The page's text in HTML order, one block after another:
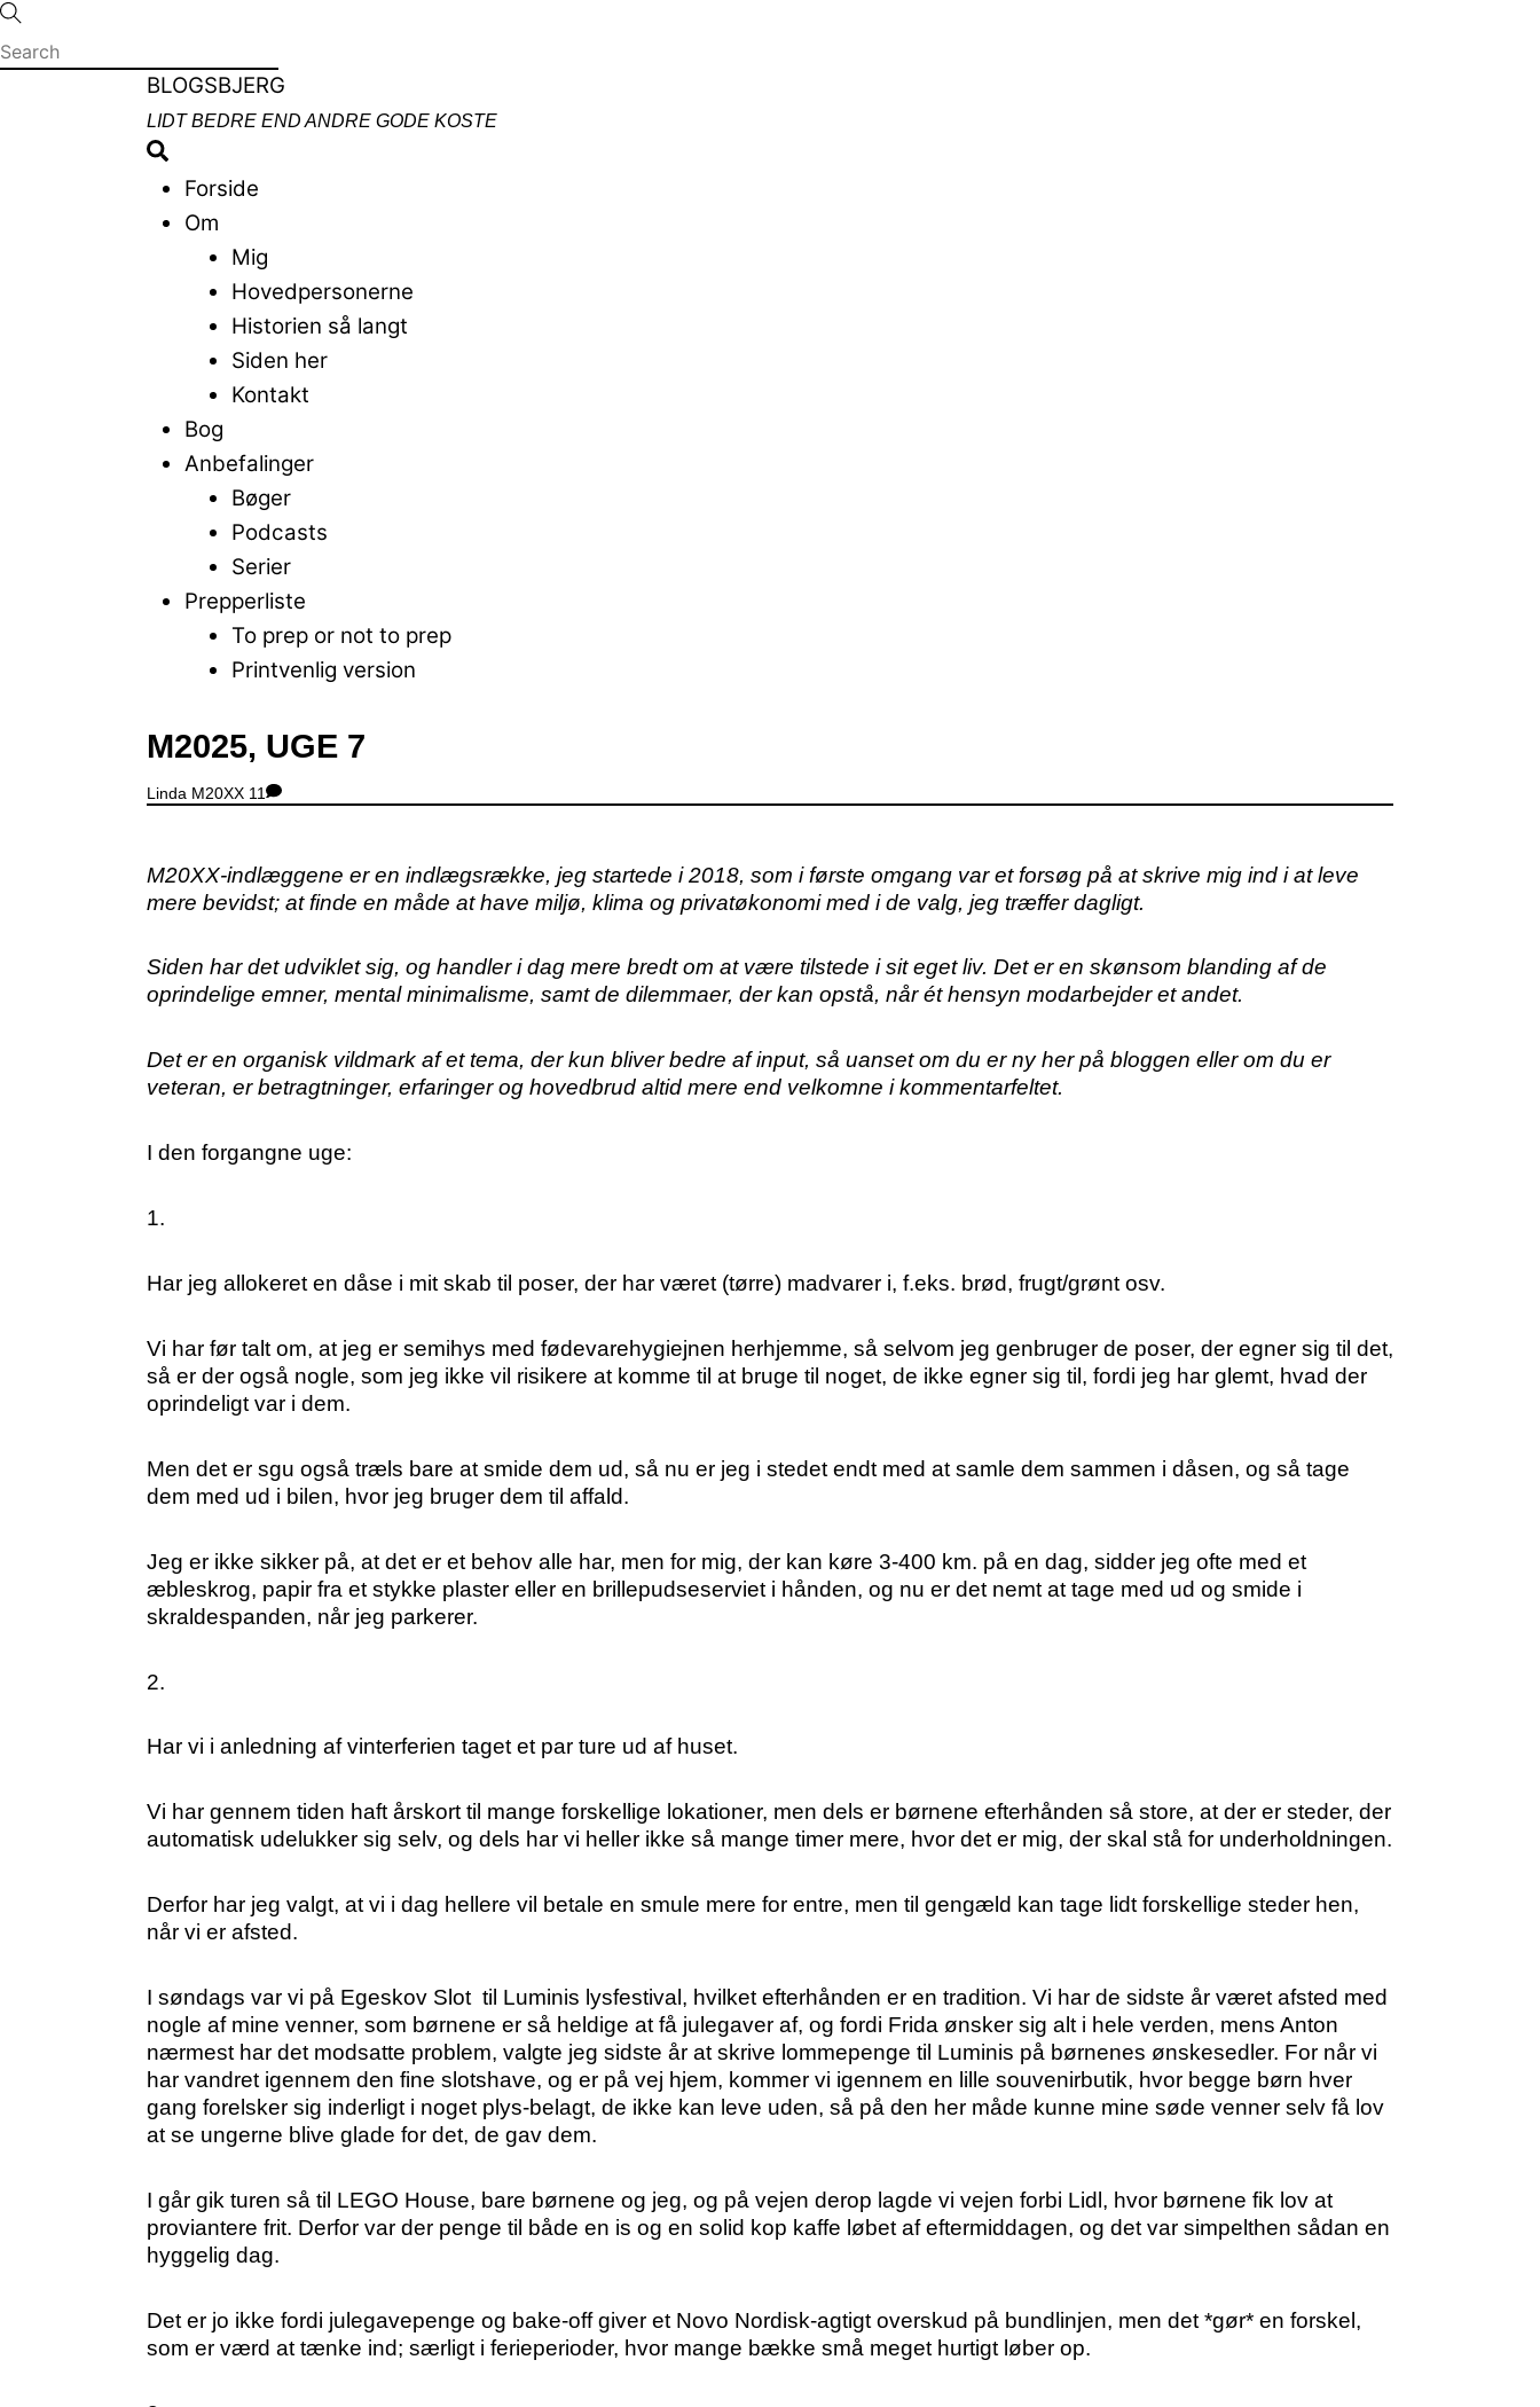
Skip
to
Menu
BLOGSBJERG
LIDT BEDRE END ANDRE GODE KOSTE
Search
Forside
Om
Mig
Hovedpersonerne
Historien så langt
Siden her
Kontakt
Bog
Anbefalinger
Bøger
Podcasts
Serier
Prepperliste
To prep or not to prep
Printvenlig version
Close
M2025, UGE 7
Linda M20XX 11
M20XX-indlæggene er en indlægsrække, jeg startede i 2018, som i første omgang var et forsøg på at skrive mig ind i at leve
mere bevidst; at finde en måde at have miljø, klima og privatøkonomi med i de valg, jeg træffer dagligt.
Siden har det udviklet sig, og handler i dag mere bredt om at være tilstede i sit eget liv. Det er en skønsom blanding af de
oprindelige emner, mental minimalisme, samt de dilemmaer, der kan opstå, når ét hensyn modarbejder et andet.
Det er en organisk vildmark af et tema, der kun bliver bedre af input, så uanset om du er ny her på bloggen eller om du er
veteran, er betragtninger, erfaringer og hovedbrud altid mere end velkomne i kommentarfeltet.
I den forgangne uge:
1.
Har jeg allokeret en dåse i mit skab til poser, der har været (tørre) madvarer i, f.eks. brød, frugt/grønt osv.
Vi har før talt om, at jeg er semihys med fødevarehygiejnen herhjemme, så selvom jeg genbruger de poser, der egner sig til det,
så er der også nogle, som jeg ikke vil risikere at komme til at bruge til noget, de ikke egner sig til, fordi jeg har glemt, hvad der
oprindeligt var i dem.
Men det er sgu også træls bare at smide dem ud, så nu er jeg i stedet endt med at samle dem sammen i dåsen, og så tage
dem med ud i bilen, hvor jeg bruger dem til affald.
Jeg er ikke sikker på, at det er et behov alle har, men for mig, der kan køre 3-400 km. på en dag, sidder jeg ofte med et
æbleskrog, papir fra et stykke plaster eller en brillepudseserviet i hånden, og nu er det nemt at tage med ud og smide i
skraldespanden, når jeg parkerer.
2.
Har vi i anledning af vinterferien taget et par ture ud af huset.
Vi har gennem tiden haft årskort til mange forskellige lokationer, men dels er børnene efterhånden så store, at der er steder, der
automatisk udelukker sig selv, og dels har vi heller ikke så mange timer mere, hvor det er mig, der skal stå for underholdningen.
Derfor har jeg valgt, at vi i dag hellere vil betale en smule mere for entre, men til gengæld kan tage lidt forskellige steder hen,
når vi er afsted.
I søndags var vi på Egeskov Slot til Luminis lysfestival, hvilket efterhånden er en tradition. Vi har de sidste år været afsted med
nogle af mine venner, som børnene er så heldige at få julegaver af, og fordi Frida ønsker sig alt i hele verden, mens Anton
nærmest har det modsatte problem, valgte jeg sidste år at skrive lommepenge til Luminis på børnenes ønskesedler. For når vi
har vandret igennem den fine slotshave, og er på vej hjem, kommer vi igennem en lille souvenirbutik, hvor begge børn hver
gang forelsker sig inderligt i noget plys-belagt, de ikke kan leve uden, så på den her måde kunne mine søde venner selv få lov
at se ungerne blive glade for det, de gav dem.
I går gik turen så til LEGO House, bare børnene og jeg, og på vejen derop lagde vi vejen forbi Lidl, hvor børnene fik lov at
proviantere frit. Derfor var der penge til både en is og en solid kop kaffe løbet af eftermiddagen, og det var simpelthen sådan en
hyggelig dag.
Det er jo ikke fordi julegavepenge og bake-off giver et Novo Nordisk-agtigt overskud på bundlinjen, men det *gør* en forskel,
som er værd at tænke ind; særligt i ferieperioder, hvor mange bække små meget hurtigt løber op.